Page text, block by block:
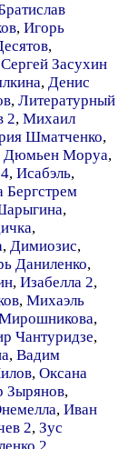
, Игорь
,
Сергей Засухин
, Денис
, Литературный
2, Михаил
Шматченко,
Дюмьен Моруа,
, Исабэль,
Бергстрем
,
,
, Димиозис,
Даниленко,
, Изабелла 2,
, Михаэль
,
Чантуридзе,
, Вадим
, Оксана
Зырянов,
, Иван
2, Зус